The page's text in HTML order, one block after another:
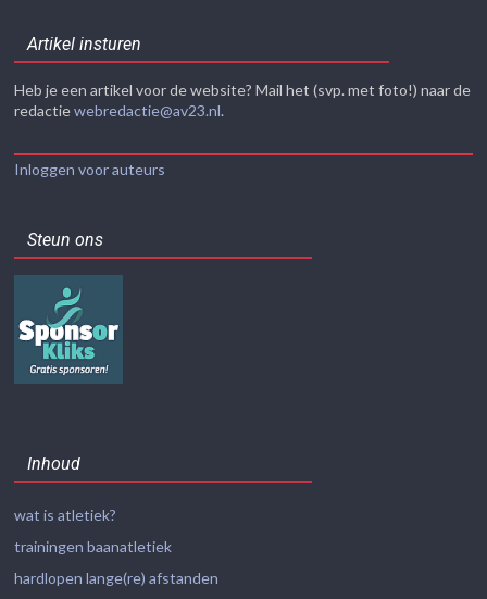
Artikel insturen
Heb je een artikel voor de website? Mail het (svp. met foto!) naar de
redactiewebredactie@av23.nl.
Inloggen voor auteurs
Steun ons
Inhoud
wat is atletiek?
trainingen baanatletiek
hardlopen lange(re) afstanden